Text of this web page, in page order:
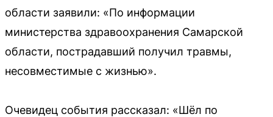
области заявили: «По информации
министерства здравоохранения Самарской
области, пострадавший получил травмы,
несовместимые с жизнью».
Очевидец события рассказал: «Шёл по